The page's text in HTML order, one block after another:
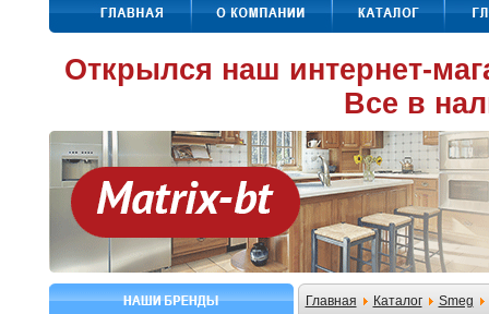
Открылся наш интернет-
Все в
Главная Каталог Smeg